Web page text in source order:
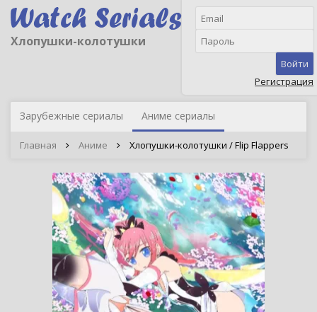
Хлопушки-колотушки
Войти
Регистрация
Зарубежные сериалы Аниме сериалы
Главная Аниме Хлопушки-колотушки / Flip Flappers